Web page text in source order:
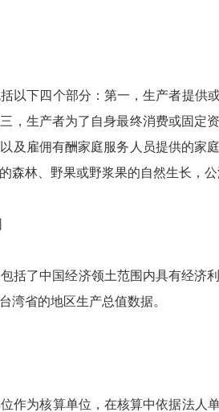
下四个部分：第一，生产者提供
，生产者为了自身最终消费或固定
及雇佣有酬家庭服务人员提供的家
森林、野果或野浆果的自然生长，
了中国经济领土范围内具有经济
湾省的地区生产总值数据。
为核算单位，在核算中依据法人